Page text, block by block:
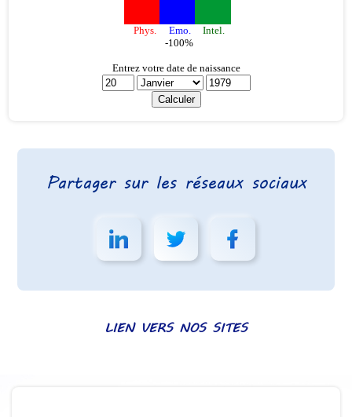
Partager sur les réseaux sociaux
LIEN VERS NOS SITES